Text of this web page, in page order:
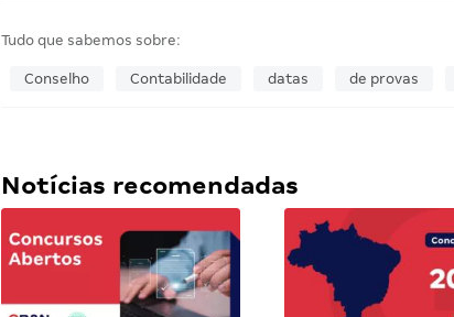
Tudo que sabemos sobre:
Conselho Contabilidade datas de provas
Notícias recomendadas